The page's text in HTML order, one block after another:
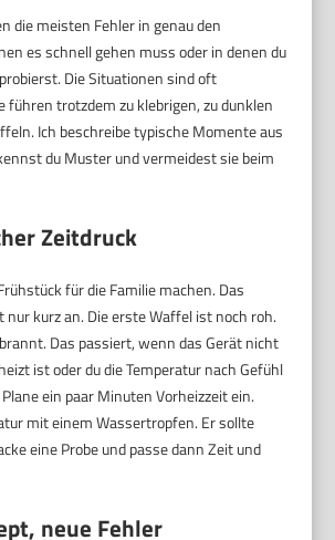
die meisten Fehler in genau den
es schnell gehen muss oder in denen du
Die Situationen sind oft
führen trotzdem zu klebrigen, zu dunklen
Ich beschreibe typische Momente aus
du Muster und vermeidest sie beim
Zeitdruck
für die Familie machen. Das
nur kurz an. Die erste Waffel ist noch roh.
Das passiert, wenn das Gerät nicht
ist oder du die Temperatur nach Gefühl
ein paar Minuten Vorheizzeit ein.
mit einem Wassertropfen. Er sollte
eine Probe und passe dann Zeit und
neue Fehler